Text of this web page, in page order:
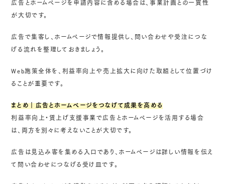
広告とホームページを申請内容に含める場合は、事業計画との一貫性
が大切です。
広告で集客し、ホームページで情報提供し、問い合わせや受注につな
げる流れを整理しておきましょう。
Web施策全体を、利益率向上や売上拡大に向けた取組として位置づけ
ることが重要です。
まとめ｜広告とホームページをつなげて成果を高める
利益率向上・賃上げ支援事業で広告とホームページを活用する場合
は、両方を別々に考えないことが大切です。
広告は見込み客を集める入口であり、ホームページは詳しい情報を伝え
て問い合わせにつなげる受け皿です。